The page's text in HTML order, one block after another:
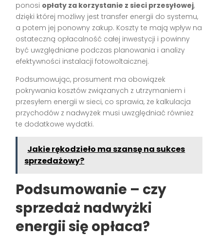
ponosi opłaty za korzystanie z sieci przesyłowej,
dzięki której możliwy jest transfer energii do systemu,
a potem jej ponowny zakup. Koszty te mają wpływ na
ostateczną opłacalność całej inwestycji i powinny
być uwzględniane podczas planowania i analizy
efektywności instalacji fotowoltaicznej.
Podsumowując, prosument ma obowiązek
pokrywania kosztów związanych z utrzymaniem i
przesyłem energii w sieci, co sprawia, że kalkulacja
przychodów z nadwyżek musi uwzględniać również
te dodatkowe wydatki.
Jakie rękodzieło ma szansę na sukces
sprzedażowy?
Podsumowanie – czy
sprzedaż nadwyżki
energii się opłaca?